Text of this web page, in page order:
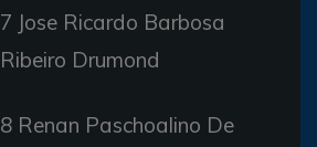
7 Jose Ricardo Barbosa
Ribeiro Drumond
8 Renan Paschoalino De